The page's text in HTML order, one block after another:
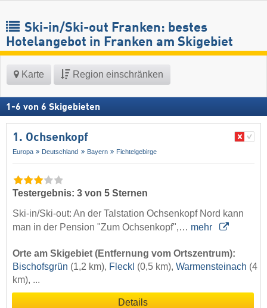
Ski-in/Ski-out Franken: bestes
Hotelangebot in Franken am Skigebiet
Karte Region einschränken
1 -6 von 6 Skigebieten
1. Ochsenkopf
Europa Deutschland Bayern Fichtelgebirge
Testergebnis: 3 von 5 Sternen
Ski-in/Ski-out: An der Talstation Ochsenkopf Nord kann
man in der Pension "Zum Ochsenkopf",… mehr
Orte am Skigebiet (Entfernung vom Ortszentrum):
Bischofsgrün (1,2 km), Fleckl (0,5 km), Warmensteinach (4
km), ...
Details